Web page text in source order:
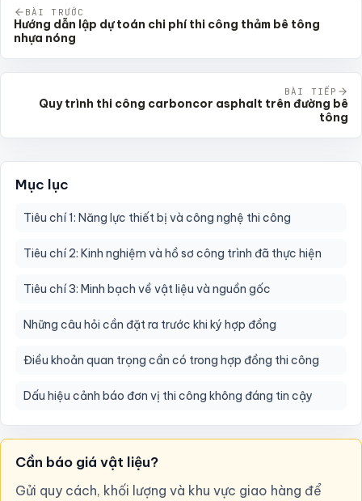
BÀI TRƯỚC
Hướng dẫn lập dự toán chi phí thi công thảm bê tông
nhựa nóng
BÀI TIẾP
Quy trình thi công carboncor asphalt trên đường bê
tông
Mục lục
Tiêu chí 1: Năng lực thiết bị và công nghệ thi công
Tiêu chí 2: Kinh nghiệm và hồ sơ công trình đã thực hiện
Tiêu chí 3: Minh bạch về vật liệu và nguồn gốc
Những câu hỏi cần đặt ra trước khi ký hợp đồng
Điều khoản quan trọng cần có trong hợp đồng thi công
Dấu hiệu cảnh báo đơn vị thi công không đáng tin cậy
Cần báo giá vật liệu?
Gửi quy cách, khối lượng và khu vực giao hàng để